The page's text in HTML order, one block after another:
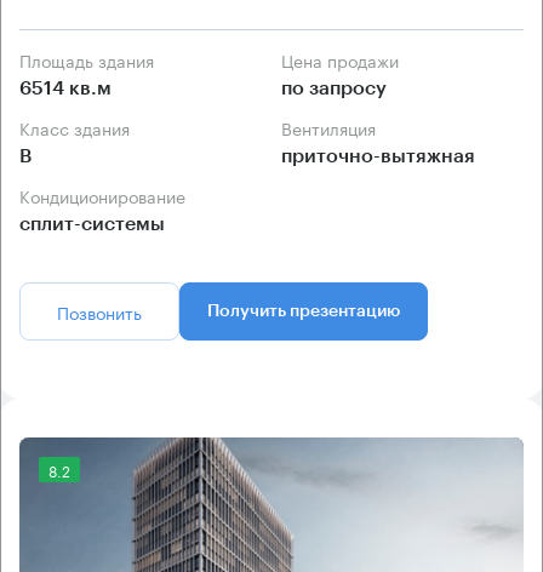
Площадь здания
6514 кв.м
Цена продажи
по запросу
Класс здания
B
Вентиляция
приточно-вытяжная
Кондиционирование
сплит-системы
Позвонить Получить презентацию
8.2